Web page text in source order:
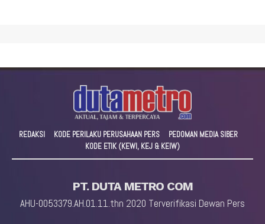
REDAKSI KODE PERILAKU PERUSAHAAN PERS
PEDOMAN MEDIA SIBER
KODE ETIK (KEWI, KEJ & KEIW)
PT. DUTA METRO COM
AHU-0053379.AH.01.11.thn 2020 Terverifikasi Dewan Pers